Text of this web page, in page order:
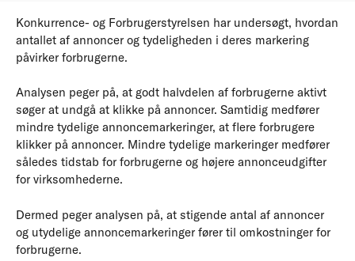
Konkurrence- og Forbrugerstyrelsen har undersøgt, hvordan
antallet af annoncer og tydeligheden i deres markering
påvirker forbrugerne.
Analysen peger på, at godt halvdelen af forbrugerne aktivt
søger at undgå at klikke på annoncer. Samtidig medfører
mindre tydelige annoncemarkeringer, at flere forbrugere
klikker på annoncer. Mindre tydelige markeringer medfører
således tidstab for forbrugerne og højere annonceudgifter
for virksomhederne.
Dermed peger analysen på, at stigende antal af annoncer
og utydelige annoncemarkeringer fører til omkostninger for
forbrugerne.